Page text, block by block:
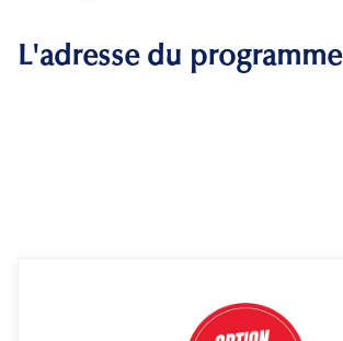
L'adresse du programme